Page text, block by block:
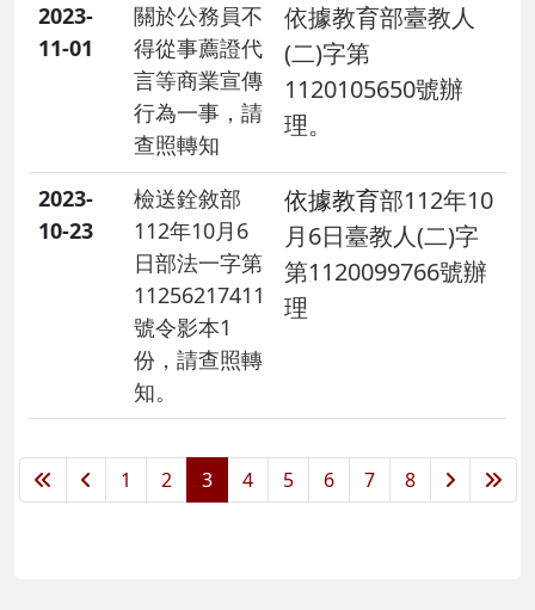
2023-
11-01
關於公務員不
得從事薦證代
言等商業宣傳
行為一事，請
查照轉知
依據教育部臺教人
(二)字第
1120105650號辦
理。
2023-
10-23
檢送銓敘部
112年10月6
日部法一字第
11256217411
號令影本1
份，請查照轉
知。
依據教育部112年10
月6日臺教人(二)字
第1120099766號辦
理
1 2 3 4 5 6 7 8